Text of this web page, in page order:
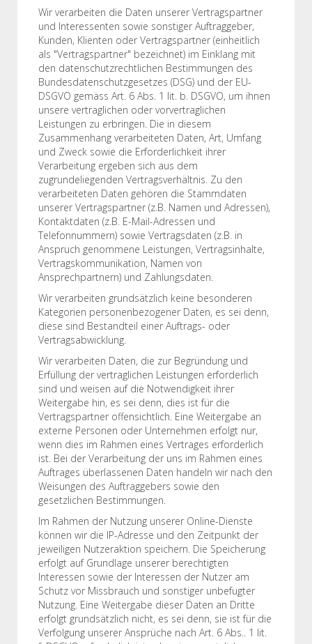
Wir verarbeiten die Daten unserer Vertragspartner
und Interessenten sowie sonstiger Auftraggeber,
Kunden, Klienten oder Vertragspartner (einheitlich
als "Vertragspartner" bezeichnet) im Einklang mit
den datenschutzrechtlichen Bestimmungen des
Bundesdatenschutzgesetzes (DSG) und der EU-
DSGVO gemäss Art. 6 Abs. 1 lit. b. DSGVO, um ihnen
unsere vertraglichen oder vorvertraglichen
Leistungen zu erbringen. Die in diesem
Zusammenhang verarbeiteten Daten, Art, Umfang
und Zweck sowie die Erforderlichkeit ihrer
Verarbeitung ergeben sich aus dem
zugrundeliegenden Vertragsverhältnis. Zu den
verarbeiteten Daten gehören die Stammdaten
unserer Vertragspartner (z.B. Namen und Adressen),
Kontaktdaten (z.B. E-Mail-Adressen und
Telefonnummern) sowie Vertragsdaten (z.B. in
Anspruch genommene Leistungen, Vertragsinhalte,
Vertragskommunikation, Namen von
Ansprechpartnern) und Zahlungsdaten.
Wir verarbeiten grundsätzlich keine besonderen
Kategorien personenbezogener Daten, es sei denn,
diese sind Bestandteil einer Auftrags- oder
Vertragsabwicklung.
Wir verarbeiten Daten, die zur Begründung und
Erfüllung der vertraglichen Leistungen erforderlich
sind und weisen auf die Notwendigkeit ihrer
Weitergabe hin, es sei denn, dies ist für die
Vertragspartner offensichtlich. Eine Weitergabe an
externe Personen oder Unternehmen erfolgt nur,
wenn dies im Rahmen eines Vertrages erforderlich
ist. Bei der Verarbeitung der uns im Rahmen eines
Auftrages überlassenen Daten handeln wir nach den
Weisungen des Auftraggebers sowie den
gesetzlichen Bestimmungen.
Im Rahmen der Nutzung unserer Online-Dienste
können wir die IP-Adresse und den Zeitpunkt der
jeweiligen Nutzeraktion speichern. Die Speicherung
erfolgt auf Grundlage unserer berechtigten
Interessen sowie der Interessen der Nutzer am
Schutz vor Missbrauch und sonstiger unbefugter
Nutzung. Eine Weitergabe dieser Daten an Dritte
erfolgt grundsätzlich nicht, es sei denn, sie ist für die
Verfolgung unserer Ansprüche nach Art. 6 Abs.. 1 lit.